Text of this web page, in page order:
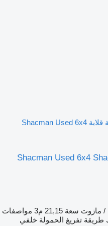
شاحنة قلابة Shacman Used 6x4
Shacman Used 6x4
/ مازوت سعة 21,15 م3
مواصفات
طريقة تفريغ الحمولة خلفي